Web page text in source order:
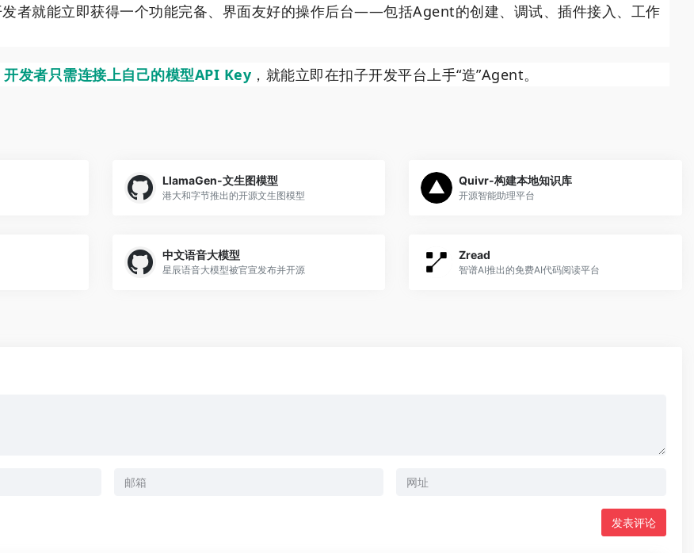
者就能立即获得一个功能完备、界面友好的操作后台——包括Agent的创建、调试、插件接入、工作
开发者只需连接上自己的模型API Key ，就能立即在扣子开发平台上手“造”Agent。
LlamaGen-文生图模型
港大和字节推出的开源文生图模型
Quivr-构建本地知识库
开源智能助理平台
中文语音大模型
星辰语音大模型被官宣发布并开源
Zread
智谱AI推出的免费AI代码阅读平台